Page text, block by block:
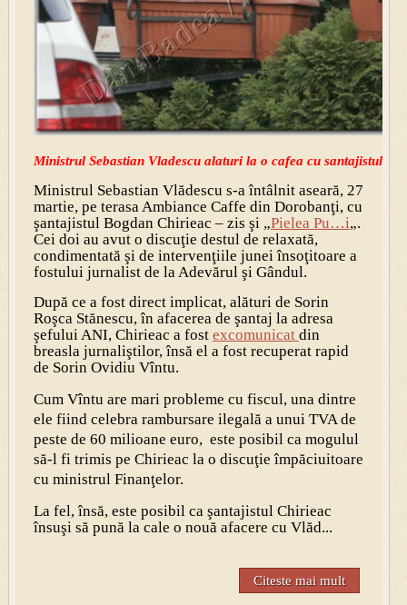
Ministrul Sebastian Vladescu alaturi la o cafea cu santajistul
Ministrul Sebastian Vlădescu s-a întâlnit aseară, 27
martie, pe terasa Ambiance Caffe din Dorobanţi, cu
şantajistul Bogdan Chirieac – zis şi „Pielea Pu…i„.
Cei doi au avut o discuţie destul de relaxată,
condimentată şi de intervenţiile junei însoţitoare a
fostului jurnalist de la Adevărul şi Gândul.
După ce a fost direct implicat, alături de Sorin
Roşca Stănescu, în afacerea de şantaj la adresa
şefului ANI, Chirieac a fost excomunicat din
breasla jurnaliştilor, însă el a fost recuperat rapid
de Sorin Ovidiu Vîntu.
Cum Vîntu are mari probleme cu fiscul, una dintre
ele fiind celebra rambursare ilegală a unui TVA de
peste de 60 milioane euro, este posibil ca mogulul
să-l fi trimis pe Chirieac la o discuţie împăciuitoare
cu ministrul Finanţelor.
La fel, însă, este posibil ca şantajistul Chirieac
însuşi să pună la cale o nouă afacere cu Vlăd...
Citeste mai mult